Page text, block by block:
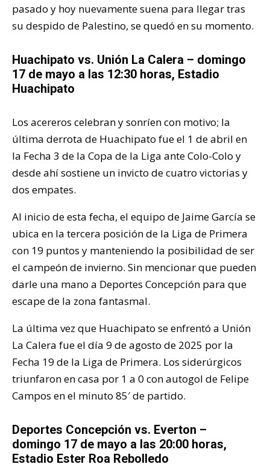
pasado y hoy nuevamente suena para llegar tras
su despido de Palestino, se quedó en su momento.
Huachipato vs. Unión La Calera – domingo
17 de mayo a las 12:30 horas, Estadio
Huachipato
Los acereros celebran y sonríen con motivo; la
última derrota de Huachipato fue el 1 de abril en
la Fecha 3 de la Copa de la Liga ante Colo-Colo y
desde ahí sostiene un invicto de cuatro victorias y
dos empates.
Al inicio de esta fecha, el equipo de Jaime García se
ubica en la tercera posición de la Liga de Primera
con 19 puntos y manteniendo la posibilidad de ser
el campeón de invierno. Sin mencionar que pueden
darle una mano a Deportes Concepción para que
escape de la zona fantasmal.
La última vez que Huachipato se enfrentó a Unión
La Calera fue el día 9 de agosto de 2025 por la
Fecha 19 de la Liga de Primera. Los siderúrgicos
triunfaron en casa por 1 a 0 con autogol de Felipe
Campos en el minuto 85′ de partido.
Deportes Concepción vs. Everton –
domingo 17 de mayo a las 20:00 horas,
Estadio Ester Roa Rebolledo